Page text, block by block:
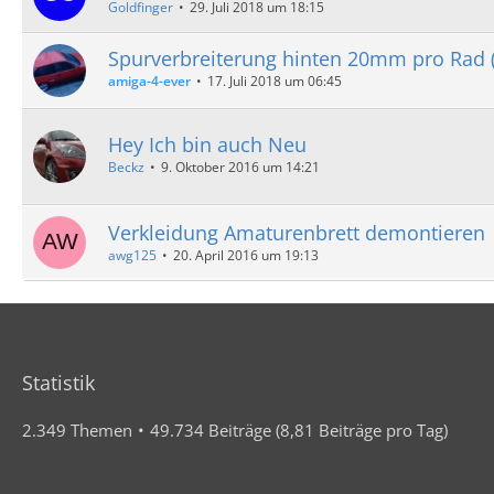
Goldfinger 29. Juli 2018 um 18:15
Spurverbreiterung hinten 20mm pro Rad
amiga-4-ever 17. Juli 2018 um 06:45
Hey Ich bin auch Neu
Beckz 9. Oktober 2016 um 14:21
Verkleidung Amaturenbrett demontieren
awg125 20. April 2016 um 19:13
Statistik
2.349 Themen 49.734 Beiträge (8,81 Beiträge pro Tag)